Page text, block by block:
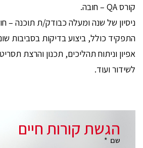
קורס QA – חובה.
ניסיון של שנה ומעלה כבודק/ת תוכנה –
התפקיד כולל, ביצוע בדיקות בסביבות
אפיון וניתוח תהליכים, תכנון והרצת
לשידור ועוד.
הגשת קורות חיים
שם